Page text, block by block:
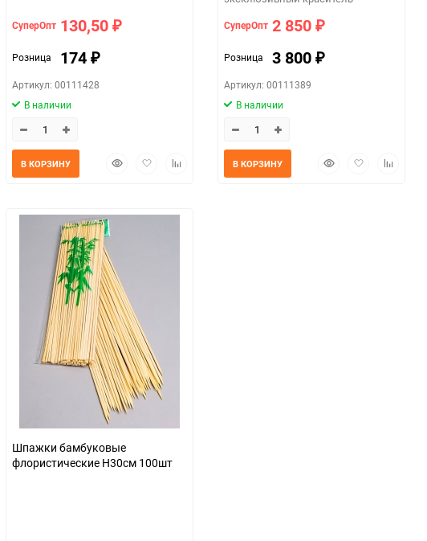
СуперОпт 130,50 ₽
Розница 174 ₽
Артикул: 00111428
В наличии
БыстрыйДобавитьДобавить
В КОРЗИНУ
СуперОпт 2 850 ₽
Розница 3 800 ₽
Артикул: 00111389
В наличии
БыстрыйДобавить
В КОРЗИНУ
Шпажки бамбуковые
флористические H30см 100шт